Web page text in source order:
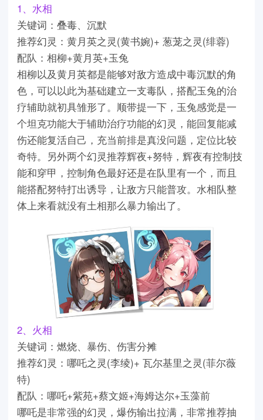
1、水相
关键词：叠毒、沉默
推荐幻灵：黄月英之灵(黄书婉)+ 葱茏之灵(绯蓉)
配队：相柳+黄月英+玉兔
相柳以及黄月英都是能够对敌方造成中毒沉默的角
色，可以以此为基础建立一支毒队，搭配玉兔的治
疗辅助就初具雏形了。顺带提一下，玉兔感觉是一
个坦克功能大于辅助治疗功能的幻灵，能回复能减
伤还能复活自己，充当前排是真没问题，定位比较
奇特。另外两个幻灵推荐辉夜+努特，辉夜有控制技
能和穿甲，控制角色最好还是在队里有一个，而且
能搭配努特打出诱导，让敌方只能普攻。水相队整
体上来看就没有土相那么暴力输出了。
2、火相
关键词：燃烧、暴伤、伤害分摊
推荐幻灵：哪吒之灵(李绫)+ 瓦尔基里之灵(菲尔薇
特)
配队：哪吒+紫苑+蔡文姬+海姆达尔+玉藻前
哪吒是非常强的幻灵，爆伤输出拉满，非常推荐抽